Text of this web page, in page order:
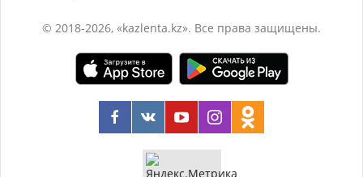
© 2018-2026, «kazlenta.kz». Все права защищены.